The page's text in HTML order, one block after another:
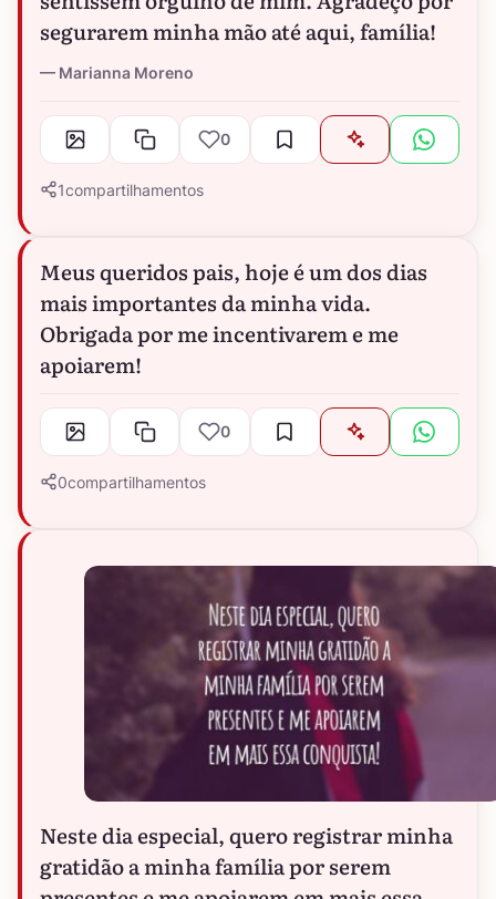
segurarem minha mão até aqui, família!
Marianna Moreno
0
1compartilhamentos
Meus queridos pais, hoje é um dos dias
mais importantes da minha vida.
Obrigada por me incentivarem e me
apoiarem!
0
0compartilhamentos
Neste dia especial, quero registrar minha
gratidão a minha família por serem